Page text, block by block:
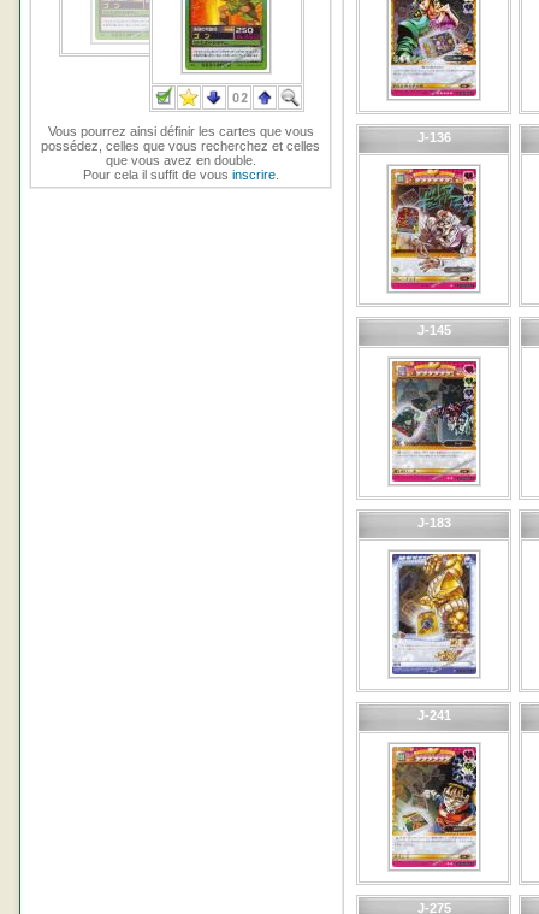
Vous pourrez ainsi définir les cartes que vous
possédez, celles que vous recherchez et celles
que vous avez en double.
Pour cela il suffit de vous inscrire.
J-136
J-145
J-183
J-241
J-275